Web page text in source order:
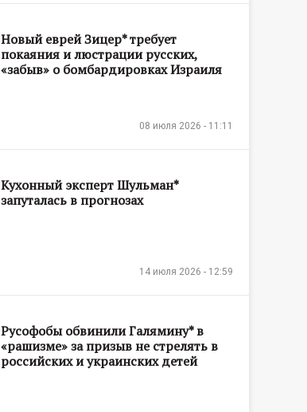
Новый еврей Зицер* требует
покаяния и люстрации русских,
«забыв» о бомбардировках Израиля
08 июля 2026 - 11:11
Кухонный эксперт Шульман*
запуталась в прогнозах
14 июля 2026 - 12:59
Русофобы обвинили Галямину* в
«рашизме» за призыв не стрелять в
российских и украинских детей